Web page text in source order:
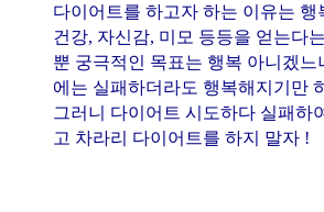
다이어트를 하고자 하는 이유는 행
건강, 자신감, 미모 등등을 얻는다
뿐 궁극적인 목표는 행복 아니겠느
에는 실패하더라도 행복해지기만
그러니 다이어트 시도하다 실패하
고 차라리 다이어트를 하지 말자 !